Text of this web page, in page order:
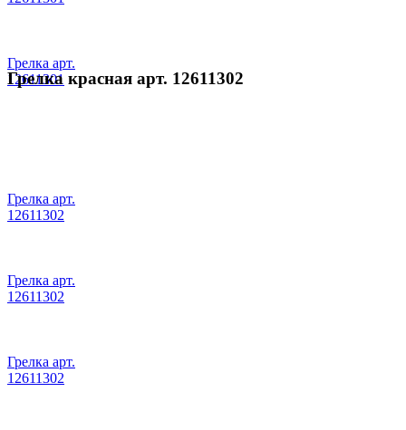
Грелка арт.
12611301
Грелка красная арт. 12611302
Грелка арт.
12611302
Грелка арт.
12611302
Грелка арт.
12611302